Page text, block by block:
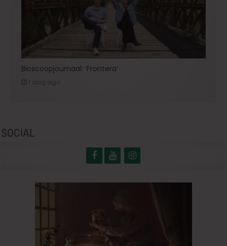
Bioscoopjournaal: ‘Frontera’
SOCIAL